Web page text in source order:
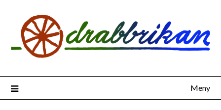
innehåll
Meny